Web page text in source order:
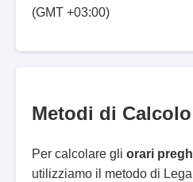
(GMT +03:00)
Metodi di Calcolo
Per calcolare gli orari
utilizziamo il metodo di